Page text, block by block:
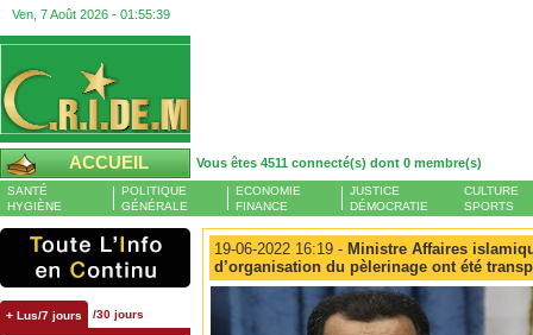
Ven, 7 Août 2026 - 01:55:40
ACCUEIL Vous êtes 4511 connecté(s) dont 0 membre(s)
SANTÉ
HYGIÈNE
POLITIQUE
GÉNÉRALE
ECONOMIE
FINANCE
JUSTICE
DÉMOCRATIE
CULTURE
SPORTS
+ Lus/7 jours /30 jours
19-06-2022 16:19 - Ministre Affaires
d’organisation du pèlerinage ont été